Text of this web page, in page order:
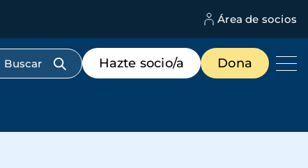
Área de socios
Menú
de
destacados
Hazte socio/a Dona